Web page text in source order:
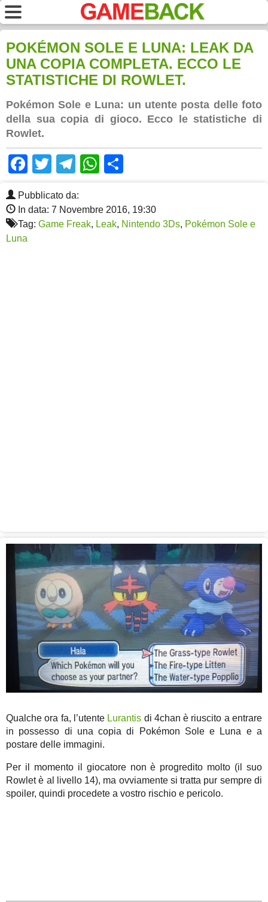
POKÉMON SOLE E LUNA: LEAK DA
UNA COPIA COMPLETA. ECCO LE
STATISTICHE DI ROWLET.
Pokémon Sole e Luna: un utente posta delle foto
della sua copia di gioco. Ecco le statistiche di
Rowlet.
Facebook
TwitterTelegram
WhatsApp
Pubblicato da:
In data: 7 Novembre 2016, 19:30
Tag: Game Freak, Leak, Nintendo 3Ds, Pokémon Sole e
Luna
Qualche ora fa, l’utente Lurantis di 4chan è riuscito a entrare
in possesso di una copia di Pokémon Sole e Luna e a
postare delle immagini.
Per il momento il giocatore non è progredito molto (il suo
Rowlet è al livello 14), ma ovviamente si tratta pur sempre di
spoiler, quindi procedete a vostro rischio e pericolo.